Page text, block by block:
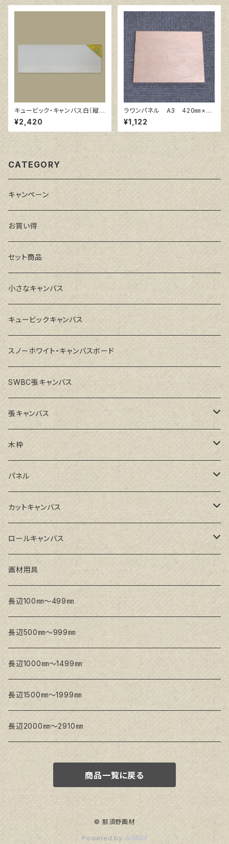
キュービック・キャンバス白（縦3
00㎜×横900㎜×厚38㎜）
¥2,420
ラワンパネル A3 420㎜×29
7㎜
¥1,122
CATEGORY
キャンペーン
お買い得
セット商品
小さなキャンバス
キュービックキャンバス
スノーホワイト・キャンバスボード
SWBC張キャンバス
張キャンバス
GAERA F(中細目)
GAERA BA(中荒目)
GAERA GLC(中目)
トークロ イエロー(中目)
トークロ 赤SP(中目)
Snow White SPC(中目)
木枠
ルーブル米杉木枠
Paulo木枠
パネル
ラワンパネル
シナパネル
カットキャンバス
GAERA F(中細目)
GAERA BA(中荒目)
Snow White SPC(中目)
Snow White SLA(中目)
ロールキャンバス
GAERA F(中細目) / BA(中荒目)
Snow White SLA(中目)
Snow White SLH(中太目)
Snow White SPC(中目)
トークロ イエロー
生キャンバス
画材用具
長辺100㎜～499㎜
長辺500㎜～999㎜
長辺1000㎜～1499㎜
長辺1500㎜～1999㎜
長辺2000㎜～2910㎜
商品一覧に戻る
© 那須野画材
Powered by